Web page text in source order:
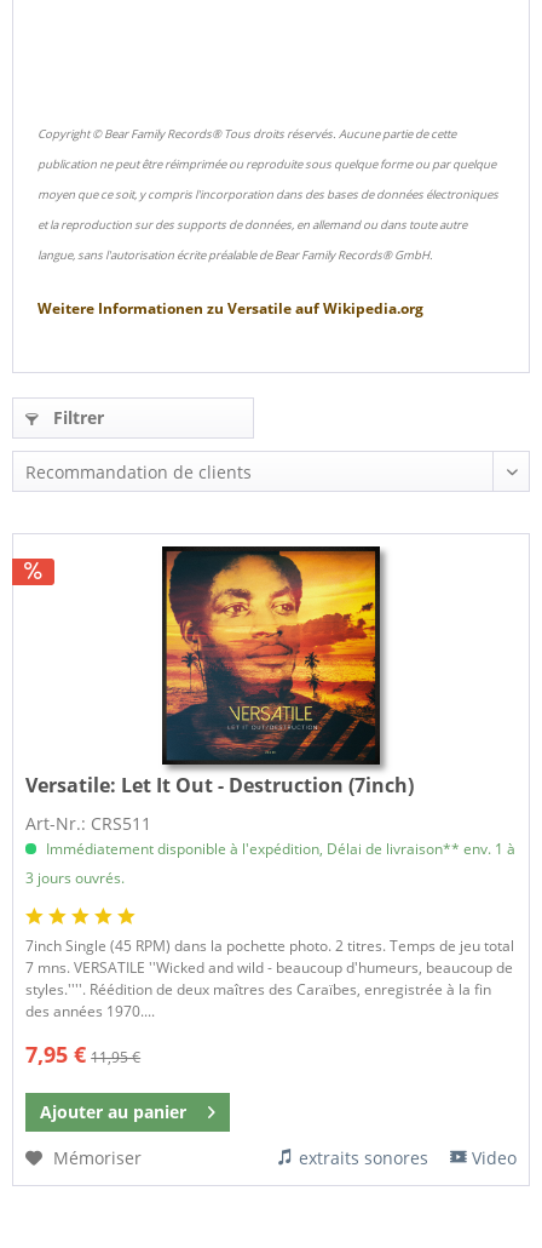
Copyright © Bear Family Records® Tous droits réservés. Aucune partie de cette
publication ne peut être réimprimée ou reproduite sous quelque forme ou par quelque
moyen que ce soit, y compris l'incorporation dans des bases de données électroniques
et la reproduction sur des supports de données, en allemand ou dans toute autre
langue, sans l'autorisation écrite préalable de Bear Family Records® GmbH.
Weitere Informationen zu VersatileaufWikipedia.org
Filtrer
Versatile: Let It Out - Destruction (7inch)
Art-Nr.: CRS511
Immédiatement disponible à l'expédition, Délai de livraison** env. 1 à
3 jours ouvrés.
7inch Single (45 RPM) dans la pochette photo. 2 titres. Temps de jeu total
7 mns. VERSATILE ''Wicked and wild - beaucoup d'humeurs, beaucoup de
styles.''''. Réédition de deux maîtres des Caraïbes, enregistrée à la fin
des années 1970....
7,95 € 11,95 €
Ajouter au panier
Mémoriser
extraits sonores Video